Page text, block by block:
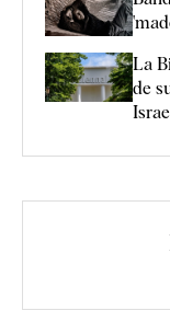
La
de